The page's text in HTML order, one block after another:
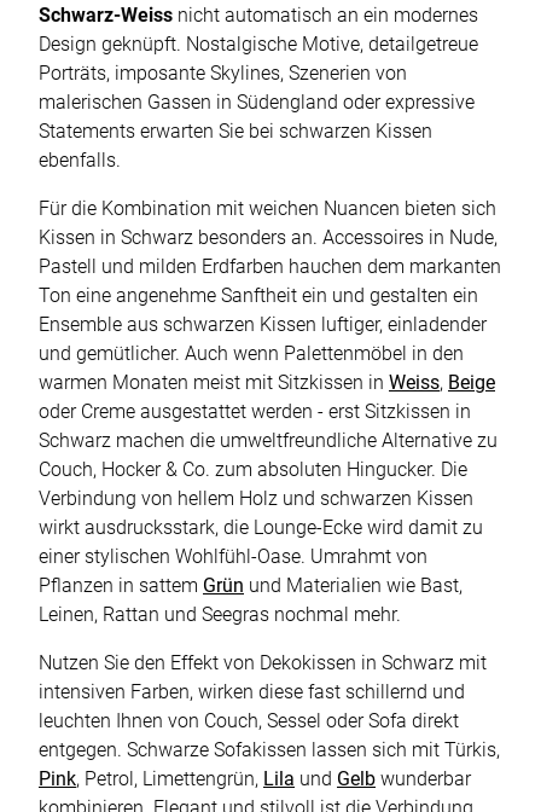
Schwarz-Weiss nicht automatisch an ein modernes
Design geknüpft. Nostalgische Motive, detailgetreue
Porträts, imposante Skylines, Szenerien von
malerischen Gassen in Südengland oder expressive
Statements erwarten Sie bei schwarzen Kissen
ebenfalls.
Für die Kombination mit weichen Nuancen bieten sich
Kissen in Schwarz besonders an. Accessoires in Nude,
Pastell und milden Erdfarben hauchen dem markanten
Ton eine angenehme Sanftheit ein und gestalten ein
Ensemble aus schwarzen Kissen luftiger, einladender
und gemütlicher. Auch wenn Palettenmöbel in den
warmen Monaten meist mit Sitzkissen in Weiss, Beige
oder Creme ausgestattet werden - erst Sitzkissen in
Schwarz machen die umweltfreundliche Alternative zu
Couch, Hocker & Co. zum absoluten Hingucker. Die
Verbindung von hellem Holz und schwarzen Kissen
wirkt ausdrucksstark, die Lounge-Ecke wird damit zu
einer stylischen Wohlfühl-Oase. Umrahmt von
Pflanzen in sattem Grün und Materialien wie Bast,
Leinen, Rattan und Seegras nochmal mehr.
Nutzen Sie den Effekt von Dekokissen in Schwarz mit
intensiven Farben, wirken diese fast schillernd und
leuchten Ihnen von Couch, Sessel oder Sofa direkt
entgegen. Schwarze Sofakissen lassen sich mit Türkis,
Pink, Petrol, Limettengrün, Lila und Gelb wunderbar